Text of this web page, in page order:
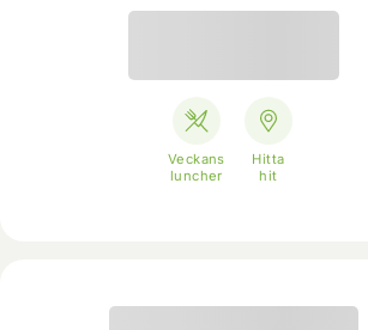
Veckans
luncher
Hitta
hit